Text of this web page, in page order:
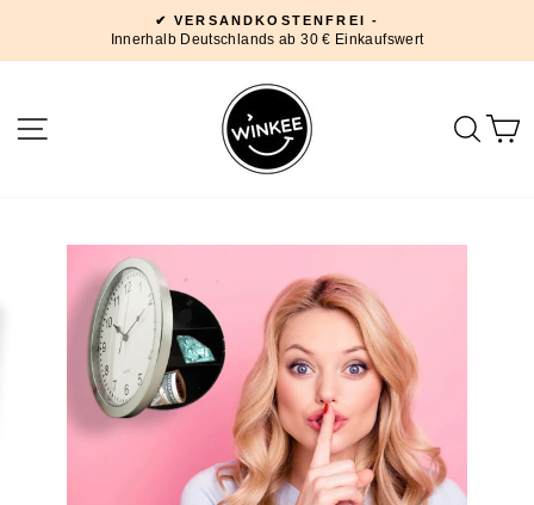
Inhalt
Pause
✔ VERSANDKOSTENFREI -
Innerhalb Deutschlands ab 30 € Einkaufswert
SEITENNAVIGATION